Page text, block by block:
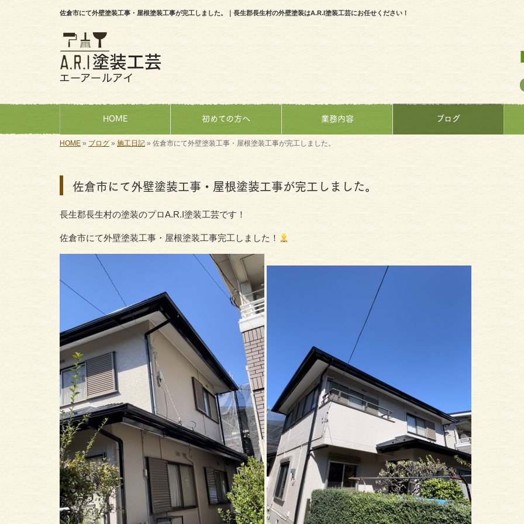
佐倉市にて外壁塗装工事・屋根塗装工事が完工しました。｜長生郡長生村の外壁塗装はA.R.I塗装工芸にお任せください！
HOME 初めての方へ 業務内容 ブログ
HOME » ブログ» 施工日記 » 佐倉市にて外壁塗装工事・屋根塗装工事が完工しました。
佐倉市にて外壁塗装工事・屋根塗装工事が完工しました。
長生郡長生村の塗装のプロA.R.I塗装工芸です！
佐倉市にて外壁塗装工事・屋根塗装工事完工しました！